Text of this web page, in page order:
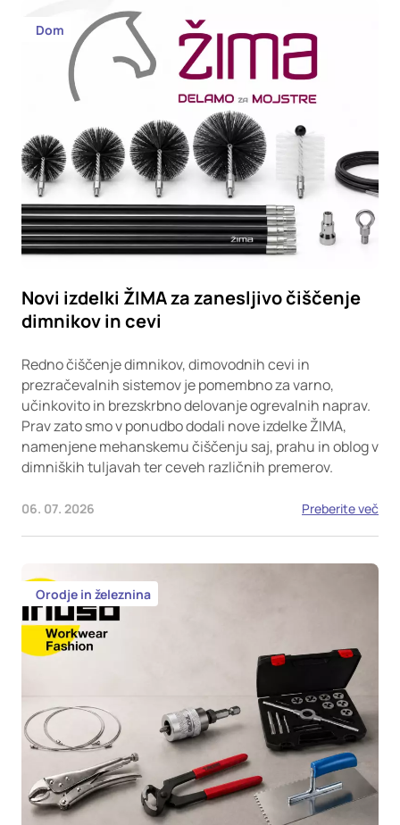
Dom
Novi izdelki ŽIMA za zanesljivo čiščenje
dimnikov in cevi
Redno čiščenje dimnikov, dimovodnih cevi in
prezračevalnih sistemov je pomembno za varno,
učinkovito in brezskrbno delovanje ogrevalnih naprav.
Prav zato smo v ponudbo dodali nove izdelke ŽIMA,
namenjene mehanskemu čiščenju saj, prahu in oblog v
dimniških tuljavah ter ceveh različnih premerov.
06. 07. 2026 Preberite več
Orodje in železnina